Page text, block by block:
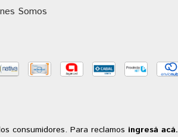
Somos
consumidores. Para reclamos ingresá acá.